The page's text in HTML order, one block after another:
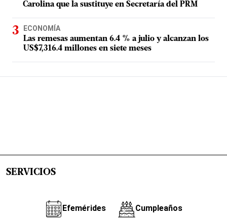
Carolina que la sustituye en Secretaría del PRM
ECONOMÍA
Las remesas aumentan 6.4 % a julio y alcanzan los
US$7,316.4 millones en siete meses
SERVICIOS
Efemérides Cumpleaños